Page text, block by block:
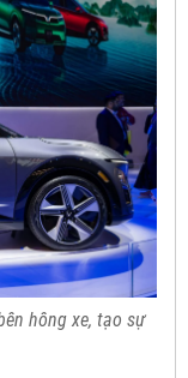
hông xe, tạo sự